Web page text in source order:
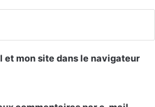
et mon site dans le navigateur